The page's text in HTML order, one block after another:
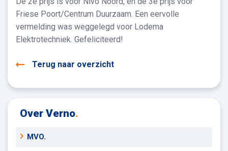
Friese Poort/Centrum Duurzaam. Een eervolle
vermelding was weggelegd voor Lodema
Elektrotechniek. Gefeliciteerd!
Terug naar overzicht
Over Verno.
MVO.